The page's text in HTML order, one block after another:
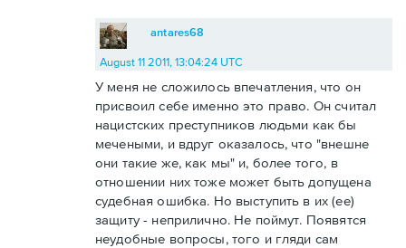
antares68
August 11 2011, 13:04:24 UTC
У меня не сложилось впечатления, что он
присвоил себе именно это право. Он считал
нацистских преступников людьми как бы
мечеными, и вдруг оказалось, что "внешне
они такие же, как мы" и, более того, в
отношении них тоже может быть допущена
судебная ошибка. Но выступить в их (ее)
защиту - неприлично. Не поймут. Появятся
неудобные вопросы, того и гляди сам